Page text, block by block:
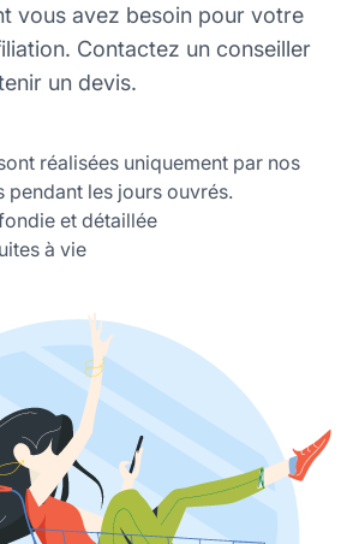
vous avez besoin pour votre
Contactez un conseiller
un devis.
réalisées uniquement par nos
pendant les jours ouvrés.
et détaillée
à vie